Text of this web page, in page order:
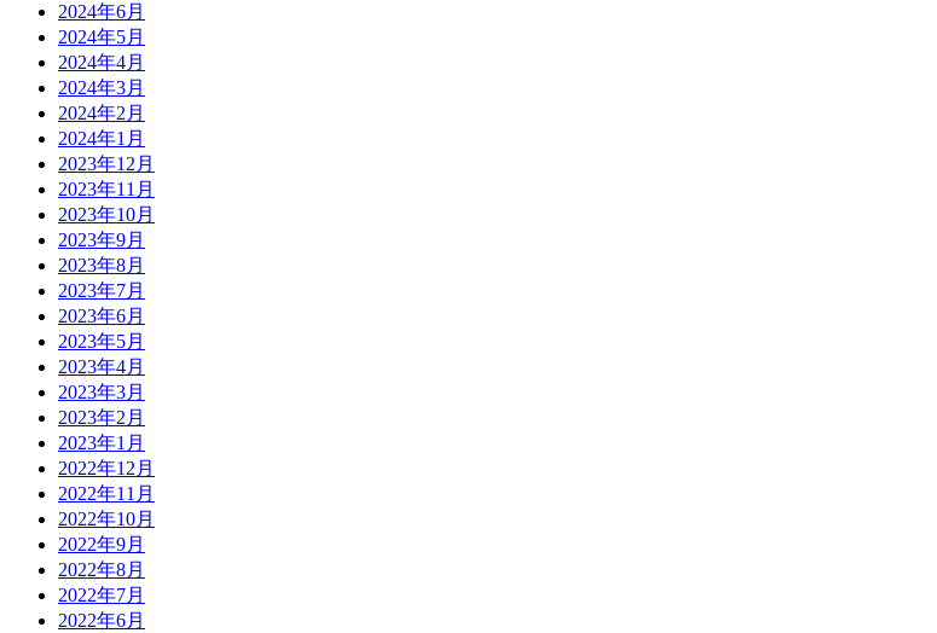
2024年6月
2024年5月
2024年4月
2024年3月
2024年2月
2024年1月
2023年12月
2023年11月
2023年10月
2023年9月
2023年8月
2023年7月
2023年6月
2023年5月
2023年4月
2023年3月
2023年2月
2023年1月
2022年12月
2022年11月
2022年10月
2022年9月
2022年8月
2022年7月
2022年6月